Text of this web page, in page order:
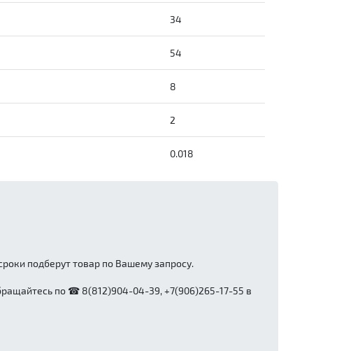
34
54
8
2
0.018
подберут товар по Вашему запросу.
по ☎ 8(812)904-04-39, +7(906)265-17-55 в